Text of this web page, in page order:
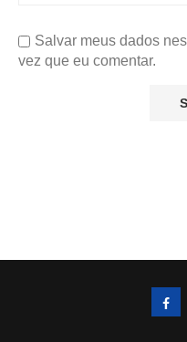
Salvar meus dados
vez que eu comentar.